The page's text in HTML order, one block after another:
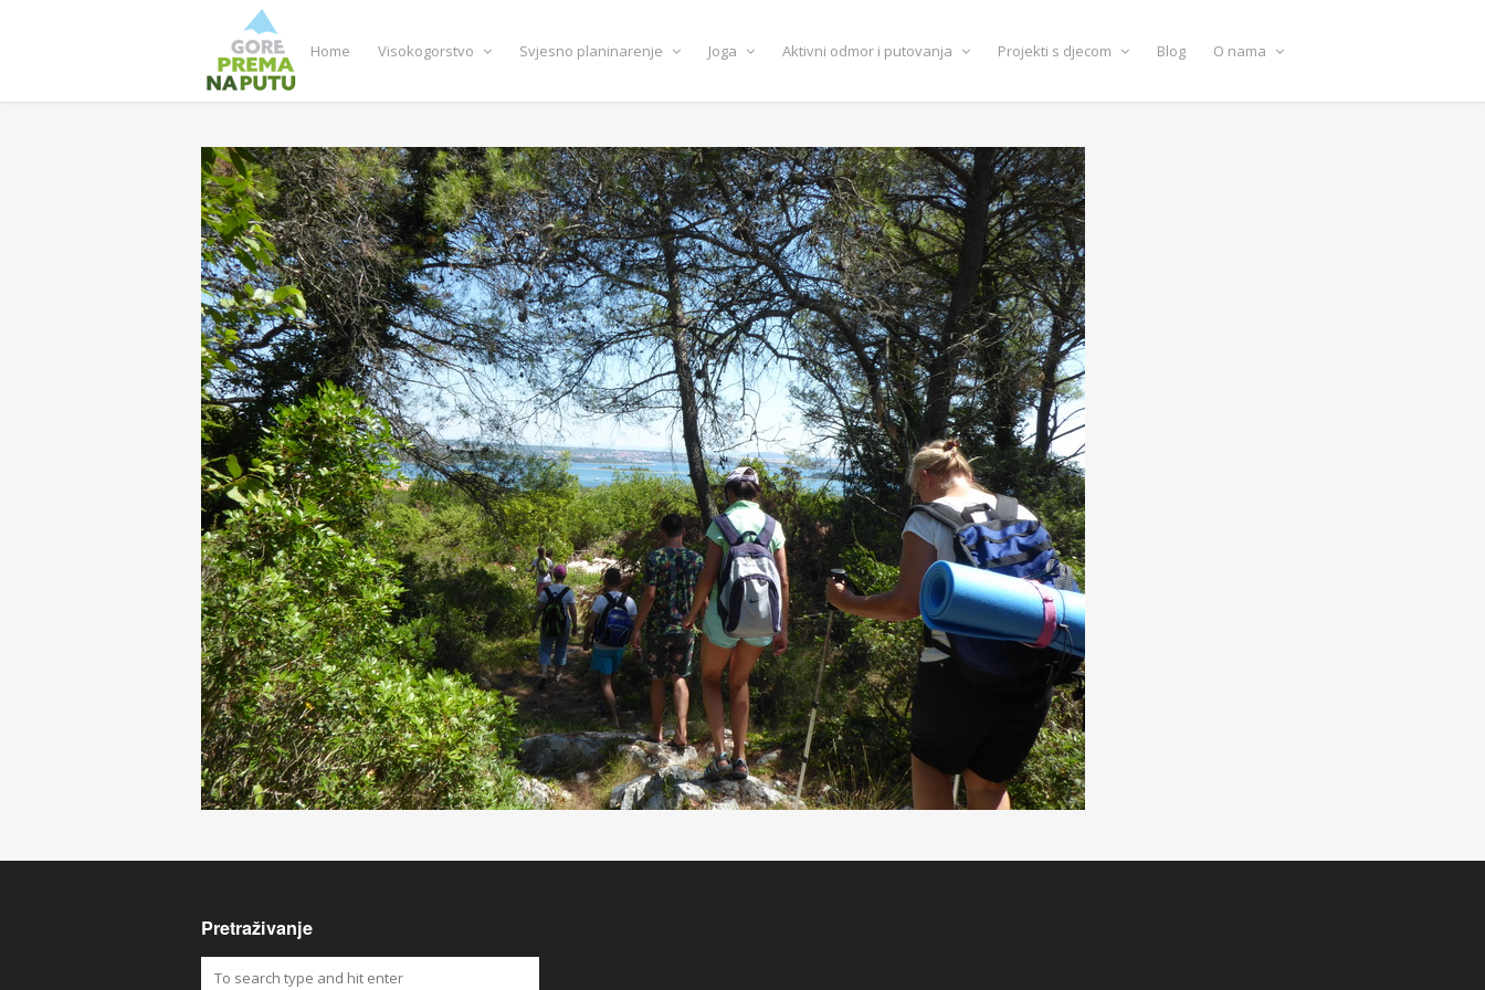
Home Visokogorstvo Svjesno planinarenje Joga Aktivni odmor i putovanja Projekti s djecom Blog O nama
Pretraživanje